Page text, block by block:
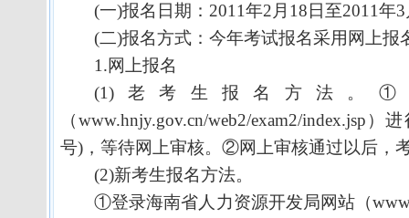
(一)报名日期： 2011年2 月 18 日至2011年3
(二)报名方式：今年考试报名采用网上
1.网上报名
(1)老考生报名方法。①
（www.hnjy.gov.cn/web2/exam2/index.jsp ）
号)，等待网上审核。②网上审核通过以后，
(2)新考生报名方法。
①登录海南省人力资源开发局网站（